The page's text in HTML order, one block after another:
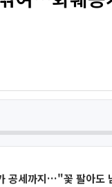
공세까지…"꽃 팔아도